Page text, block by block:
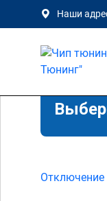
Наши
Отключение